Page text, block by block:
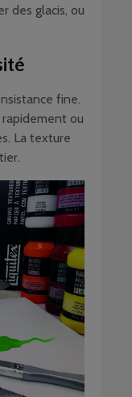
des glacis, ou
fine.
ou
La texture